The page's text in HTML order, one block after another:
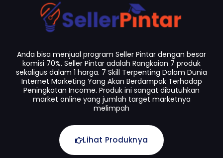
Anda bisa menjual program Seller Pintar dengan besar
komisi 70%. Seller Pintar adalah Rangkaian 7 produk
sekaligus dalam 1 harga. 7 Skill Terpenting Dalam Dunia
Internet Marketing Yang Akan Berdampak Terhadap
Peningkatan Income. Produk ini sangat dibutuhkan
market online yang jumlah target marketnya
melimpah
Lihat Produknya